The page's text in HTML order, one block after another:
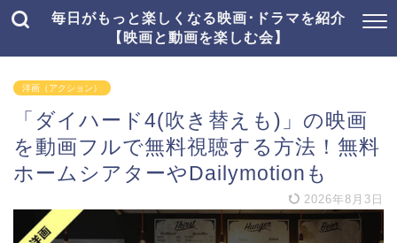
毎日がもっと楽しくなる映画･ドラマを紹介
【映画と動画を楽しむ会】
洋画（アクション）
「ダイハード4(吹き替えも)」の映画
を動画フルで無料視聴する方法！無料
ホームシアターやDailymotionも
2026年8月3日